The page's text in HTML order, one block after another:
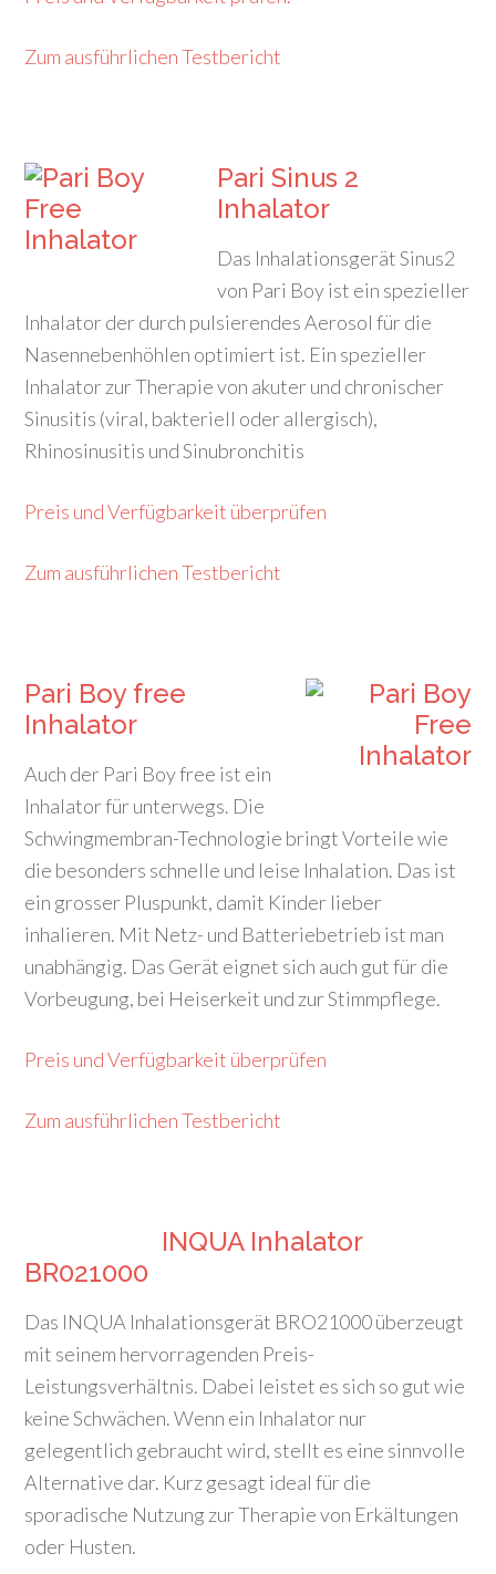
Zum ausführlichen Testbericht
Pari Sinus 2
Inhalator
Das Inhalationsgerät Sinus2
von Pari Boy ist ein spezieller
Inhalator der durch pulsierendes Aerosol für die
Nasennebenhöhlen optimiert ist. Ein spezieller
Inhalator zur Therapie von akuter und chronischer
Sinusitis (viral, bakteriell oder allergisch),
Rhinosinusitis und Sinubronchitis
Preis und Verfügbarkeit überprüfen
Zum ausführlichen Testbericht
Pari Boy free
Inhalator
Auch der Pari Boy free ist ein
Inhalator für unterwegs. Die
Schwingmembran-Technologie bringt Vorteile wie
die besonders schnelle und leise Inhalation. Das ist
ein grosser Pluspunkt, damit Kinder lieber
inhalieren. Mit Netz- und Batteriebetrieb ist man
unabhängig. Das Gerät eignet sich auch gut für die
Vorbeugung, bei Heiserkeit und zur Stimmpflege.
Preis und Verfügbarkeit überprüfen
Zum ausführlichen Testbericht
INQUA Inhalator
BR021000
Das INQUA Inhalationsgerät BRO21000 überzeugt
mit seinem hervorragenden Preis-
Leistungsverhältnis. Dabei leistet es sich so gut wie
keine Schwächen. Wenn ein Inhalator nur
gelegentlich gebraucht wird, stellt es eine sinnvolle
Alternative dar. Kurz gesagt ideal für die
sporadische Nutzung zur Therapie von Erkältungen
oder Husten.